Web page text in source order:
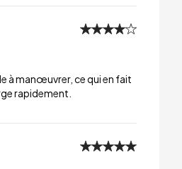
à manœuvrer, ce qui en fait
rapidement.